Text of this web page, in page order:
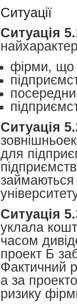
Ситуації
Ситуація
фірми, що
Ситуація
для
займаються
Ситуація
уклала
часом
проект Б
Фактичний
а за
ризику